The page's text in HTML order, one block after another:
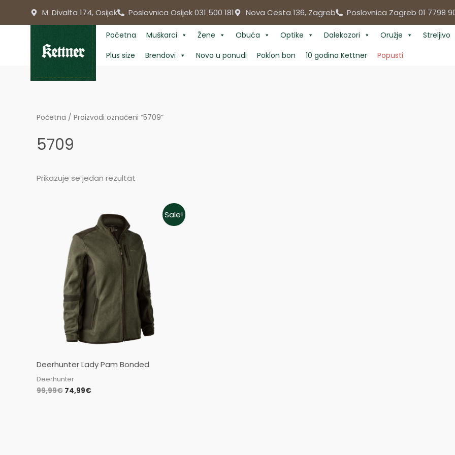
M. Divalta 174, Osijek Poslovnica Osijek 031 500 181 Nova Cesta 136, Zagreb Poslovnica Zagreb 01 7798
Početna Muškarci Žene Obuća Optike Dalekozori Oružje Streljivo
Plus size
Brendovi Novo u ponudi Poklon bon 10 godina Kettner Popusti
Početna / Proizvodi označeni “5709”
5709
Prikazuje se jedan rezultat
Sale!
Deerhunter Lady Pam Bonded
Deerhunter
99,99€
99,99€.
74,99€
price
is:
74,99€.